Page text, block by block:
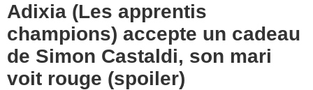
Adixia (Les apprentis
champions) accepte un cadeau
de Simon Castaldi, son mari
voit rouge (spoiler)